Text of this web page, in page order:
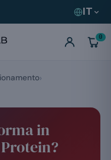
IT
0
in